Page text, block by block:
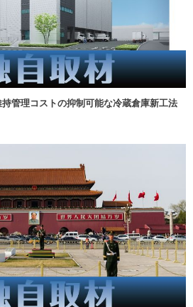
持管理コストの抑制可能な冷蔵倉庫新工法